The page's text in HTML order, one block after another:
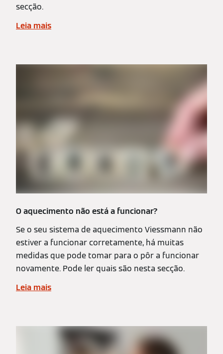
secção.
Leia mais
O aquecimento não está a funcionar?
Se o seu sistema de aquecimento Viessmann não
estiver a funcionar corretamente, há muitas
medidas que pode tomar para o pôr a funcionar
novamente. Pode ler quais são nesta secção.
Leia mais